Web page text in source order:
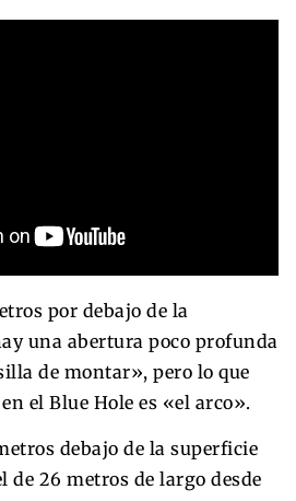
por debajo de la
una abertura poco profunda
de montar», pero lo que
el Blue Hole es «el arco».
debajo de la superficie
de 26 metros de largo desde